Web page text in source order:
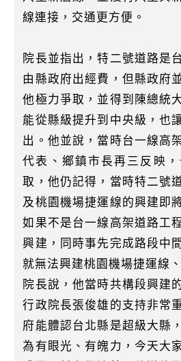
線連接，交通更方便。
院長並指出，特二號道路是
由縣政府出經費，但縣政府
他極力爭取，並得到陳總統
能從縣級提升到中央級，也
出。他並說，當時台一線高
代表、鄉鎮市長再三反映
取，他仍記得，當時特二號
及桃園機場捷運線的興建即
如果不是台一線高架道路工
興建，同時事先完成路段中
就無法興建桃園機場捷運線
院長說，他當時共構段興建
行政院長張俊雄的支持非常
府能體認台北縣是超級大縣
為有眼光、有魄力，今天大